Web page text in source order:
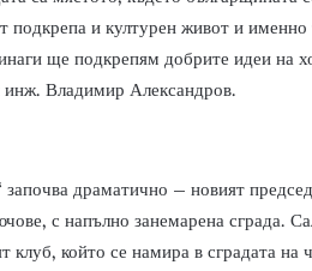
и културен живот и именно
ще подкрепям добрите идеи на
инж. Владимир Александров.
драматично – новият
с напълно занемарена сграда.
клуб, който се намира в сградата на